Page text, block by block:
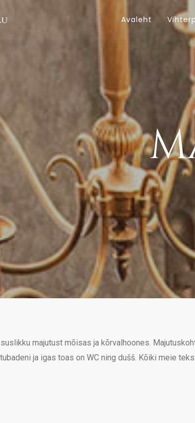
Avaleht
majutust mõisas ja kõrvalhoones.
ja igas toas on WC ning dušš. Kõiki meie